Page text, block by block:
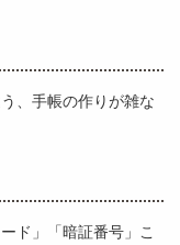
、手帳の作りが雑な
ド」「暗証番号」こ